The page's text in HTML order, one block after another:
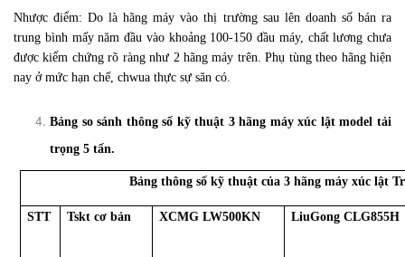
Nhược điểm: Do là hãng máy vào thị trường sau lên doanh số bán ra
trung bình mấy năm đầu vào khoảng 100-150 đầu máy, chất lương chưa
được kiểm chứng rõ ràng như 2 hãng máy trên. Phụ tùng theo hãng hiện
nay ở mức hạn chế, chwua thực sự săn có.
Bảng so sánh thông số kỹ thuật 3 hãng máy xúc lật model tải
trọng 5 tấn.
Bảng thông số kỹ thuật của 3 hãng máy xúc lật
STT Tskt cơ bản XCMG LW500KN LiuGong CLG855H